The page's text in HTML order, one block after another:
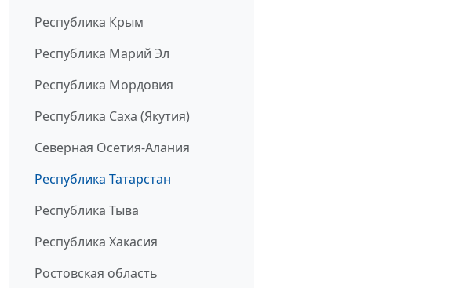
Республика Крым
Республика Марий Эл
Республика Мордовия
Республика Саха (Якутия)
Северная Осетия-Алания
Республика Татарстан
Республика Тыва
Республика Хакасия
Ростовская область